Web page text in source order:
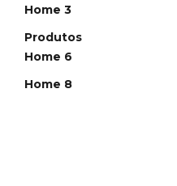
Home 3
Produtos
Home 6
Home 8